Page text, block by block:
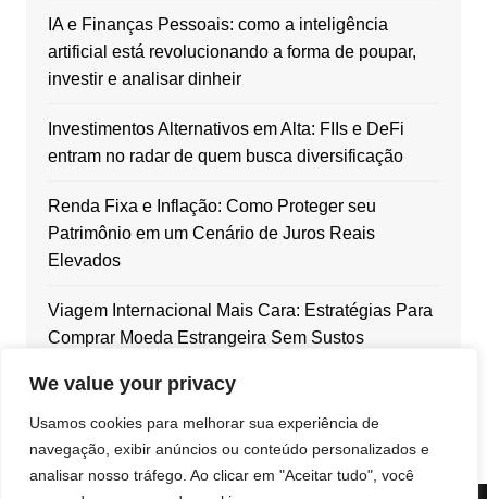
We value your privacy
Usamos cookies para melhorar sua experiência de
navegação, exibir anúncios ou conteúdo personalizados e
analisar nosso tráfego. Ao clicar em "Aceitar tudo", você
IA e Finanças Pessoais: como a inteligência
artificial está revolucionando a forma de poupar,
investir e analisar dinheir
Investimentos Alternativos em Alta: FIIs e DeFi
entram no radar de quem busca diversificação
Renda Fixa e Inflação: Como Proteger seu
Patrimônio em um Cenário de Juros Reais
Elevados
Viagem Internacional Mais Cara: Estratégias Para
Comprar Moeda Estrangeira Sem Sustos
Dólar em Alta: Como Blindar Seu Patrimônio com
Ativos Internacionais